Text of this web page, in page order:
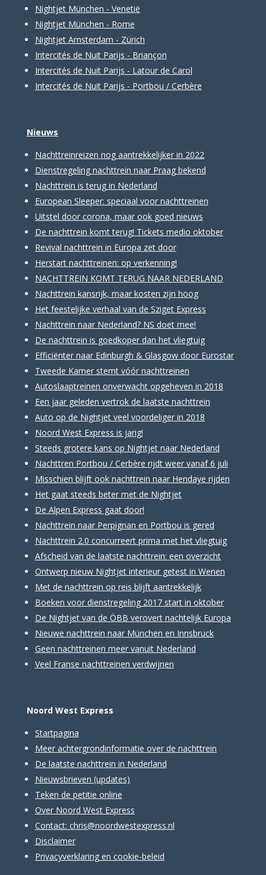
Nightjet München - Venetië
Nightjet München - Rome
Nightjet Amsterdam - Zürich
Intercités de Nuit Parijs - Briançon
Intercités de Nuit Parijs - Latour de Carol
Intercités de Nuit Parijs - Portbou / Cerbère
Nieuws
Nachttreinreizen nog aantrekkelijker in 2022
Dienstregeling nachttrein naar Praag bekend
Nachttrein is terug in Nederland
European Sleeper: speciaal voor nachttreinen
Uitstel door corona, maar ook goed nieuws
De nachttrein komt terug! Tickets medio oktober
Revival nachttrein in Europa zet door
Herstart nachttreinen: op verkenning!
NACHTTREIN KOMT TERUG NAAR NEDERLAND
Nachttrein kansrijk, maar kosten zijn hoog
Het feestelijke verhaal van de Sziget Express
Nachttrein naar Nederland? NS doet mee!
De nachttrein is goedkoper dan het vliegtuig
Efficiënter naar Edinburgh & Glasgow door Eurostar
Tweede Kamer stemt vóór nachttreinen
Autoslaaptreinen onverwacht opgeheven in 2018
Een jaar geleden vertrok de laatste nachttrein
Auto op de Nightjet veel voordeliger in 2018
Noord West Express is jarig!
Steeds grotere kans op Nightjet naar Nederland
Nachttren Portbou / Cerbère rijdt weer vanaf 6 juli
Misschien blijft ook nachttrein naar Hendaye rijden
Het gaat steeds beter met de Nightjet
De Alpen Express gaat door!
Nachttrein naar Perpignan en Portbou is gered
Nachttrein 2.0 concurreert prima met het vliegtuig
Afscheid van de laatste nachttrein: een overzicht
Ontwerp nieuw Nightjet interieur getest in Wenen
Met de nachttrein op reis blijft aantrekkelijk
Boeken voor dienstregeling 2017 start in oktober
De Nightjet van de ÖBB verovert nachtelijk Europa
Nieuwe nachttrein naar München en Innsbruck
Geen nachttreinen meer vanuit Nederland
Veel Franse nachttreinen verdwijnen
Noord West Express
Startpagina
Meer achtergrondinformatie over de nachttrein
De laatste nachttrein in Nederland
Nieuwsbrieven (updates)
Teken de petitie online
Over Noord West Express
Contact: chris@noordwestexpress.nl
Disclaimer
Privacyverklaring en cookie-beleid